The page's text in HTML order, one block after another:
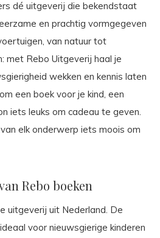
dé uitgeverij die bekendstaat
en prachtig vormgegeven
van natuur tot
met Rebo Uitgeverij haal je
wekken en kennis laten
een boek voor je kind, een
iets leuks om cadeau te geven.
elk onderwerp iets moois om
Rebo boeken
uitgeverij uit Nederland. De
voor nieuwsgierige kinderen